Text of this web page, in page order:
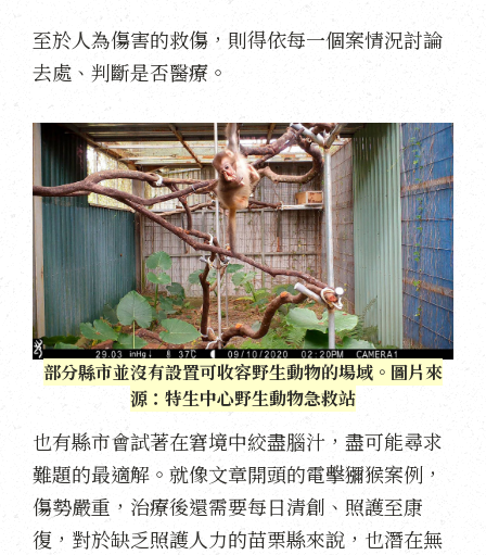
至於人為傷害的救傷，則得依每一個案情況討論
去處、判斷是否醫療。
部分縣市並沒有設置可收容野生動物的場域。圖片來
源：特生中心野生動物急救站
也有縣市會試著在窘境中絞盡腦汁，盡可能尋求
難題的最適解。就像文章開頭的電擊獼猴案例，
傷勢嚴重，治療後還需要每日清創、照護至康
復，對於缺乏照護人力的苗栗縣來說，也潛在無